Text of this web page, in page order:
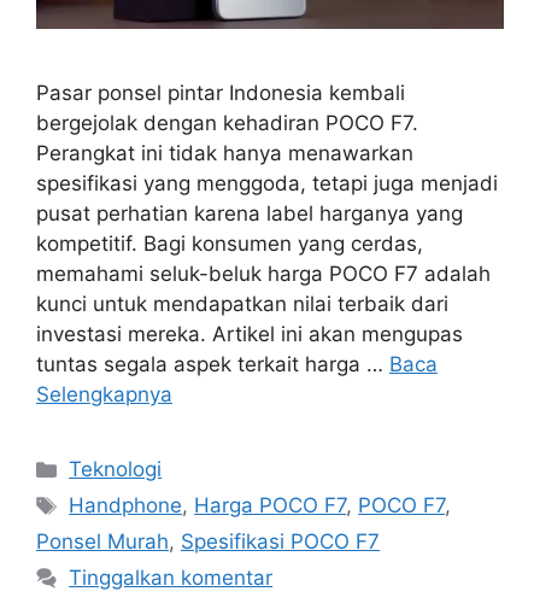
Pasar ponsel pintar Indonesia kembali
bergejolak dengan kehadiran POCO F7.
Perangkat ini tidak hanya menawarkan
spesifikasi yang menggoda, tetapi juga menjadi
pusat perhatian karena label harganya yang
kompetitif. Bagi konsumen yang cerdas,
memahami seluk-beluk harga POCO F7 adalah
kunci untuk mendapatkan nilai terbaik dari
investasi mereka. Artikel ini akan mengupas
tuntas segala aspek terkait harga … Baca
Selengkapnya
Kategori
Teknologi
Tag
Handphone, Harga POCO F7, POCO F7,
Ponsel Murah, Spesifikasi POCO F7
Tinggalkan komentar